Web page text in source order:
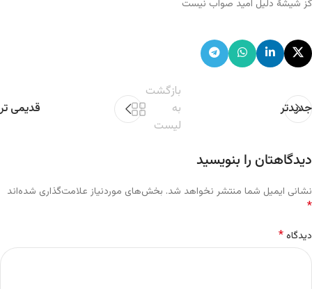
کز شیشهٔ دلیل امید صواب نیست
جدیدتر
بازگشت
به
لیست
قدیمی تر
دیدگاهتان را بنویسید
نشانی ایمیل شما منتشر نخواهد شد. بخش‌های موردنیاز علامت‌گذاری شده‌اند
*
دیدگاه*